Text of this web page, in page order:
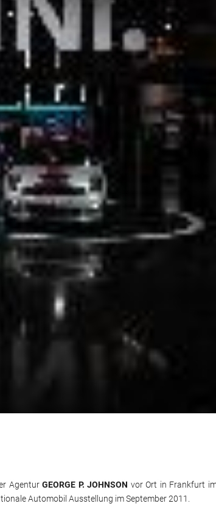
AgenturGEORGE P. JOHNSON vor Ort in Frankfurt
Automobil Ausstellung im September 2011.